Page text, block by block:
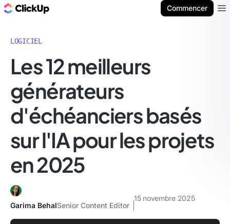
Commencer
LOGICIEL
Les 12 meilleurs
générateurs
d'échéanciers basés
sur l'IA pour les projets
en 2025
Garima BehalSenior Content Editor
15 novembre 2025